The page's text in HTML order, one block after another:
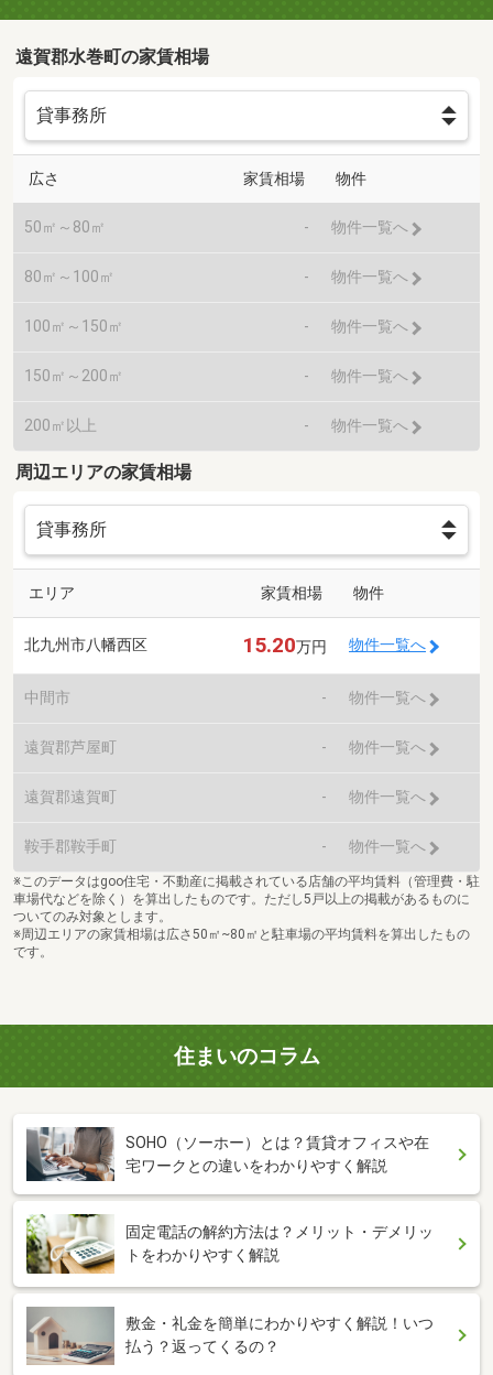
遠賀郡水巻町の家賃相場
広さ 家賃相場 物件
50㎡～80㎡ - 物件一覧へ
80㎡～100㎡ - 物件一覧へ
100㎡～150㎡ - 物件一覧へ
150㎡～200㎡ - 物件一覧へ
200㎡以上 - 物件一覧へ
周辺エリアの家賃相場
エリア 家賃相場 物件
北九州市八幡西区 15.20万円 物件一覧へ
中間市 - 物件一覧へ
遠賀郡芦屋町 - 物件一覧へ
遠賀郡遠賀町 - 物件一覧へ
鞍手郡鞍手町 - 物件一覧へ
※このデータはgoo住宅・不動産に掲載されている店舗の平均賃料（管理費・駐
車場代などを除く）を算出したものです。ただし5戸以上の掲載があるものに
ついてのみ対象とします。
※周辺エリアの家賃相場は広さ50㎡~80㎡と駐車場の平均賃料を算出したもの
です。
住まいのコラム
SOHO（ソーホー）とは？賃貸オフィスや在
宅ワークとの違いをわかりやすく解説
固定電話の解約方法は？メリット・デメリッ
トをわかりやすく解説
敷金・礼金を簡単にわかりやすく解説！いつ
払う？返ってくるの？